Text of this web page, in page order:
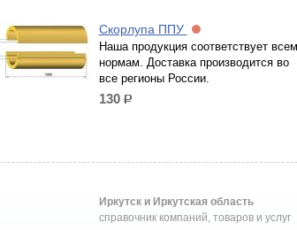
Скорлупа ППУ
Наша продукция соответствует всем
нормам. Доставка производится во
все регионы России.
130 р.
Иркутск и Иркутская область
справочник компаний, товаров и услуг